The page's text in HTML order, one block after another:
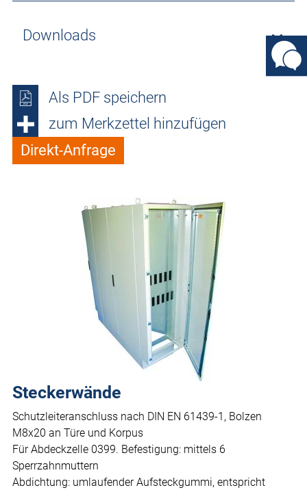
Downloads
Als PDF speichern
zum Merkzettel hinzufügen
Direkt-Anfrage
Steckerwände
Schutzleiteranschluss nach DIN EN 61439-1, Bolzen
M8x20 an Türe und Korpus
Für Abdeckzelle 0399. Befestigung: mittels 6
Sperrzahnmuttern
Abdichtung: umlaufender Aufsteckgummi, entspricht